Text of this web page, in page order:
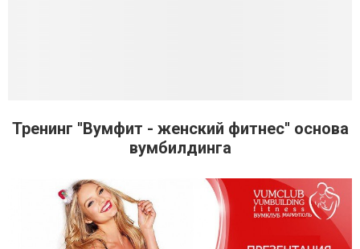
Тренинг ''Вумфит - женский фитнес'' основа
вумбилдинга